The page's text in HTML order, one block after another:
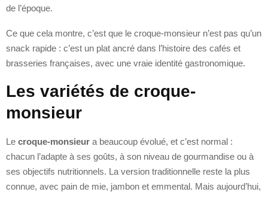
de l’époque.
Ce que cela montre, c’est que le croque-monsieur n’est pas qu’un
snack rapide : c’est un plat ancré dans l’histoire des cafés et
brasseries françaises, avec une vraie identité gastronomique.
Les variétés de croque-
monsieur
Le croque-monsieur a beaucoup évolué, et c’est normal :
chacun l’adapte à ses goûts, à son niveau de gourmandise ou à
ses objectifs nutritionnels. La version traditionnelle reste la plus
connue, avec pain de mie, jambon et emmental. Mais aujourd’hui,